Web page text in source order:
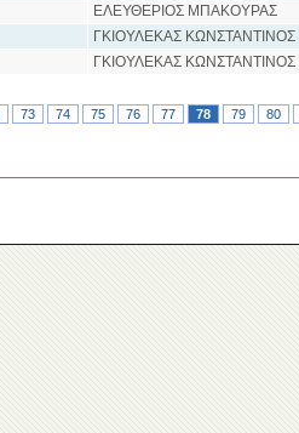
ΕΛΕΥΘΕΡΙΟΣ ΜΠΑΚΟΥΡΑΣ
ΓΚΙΟΥΛΕΚΑΣ ΚΩΝΣΤΑΝΤΙΝΟΣ
ΓΚΙΟΥΛΕΚΑΣ ΚΩΝΣΤΑΝΤΙΝΟΣ
73 74 75 76 77 78 79 80